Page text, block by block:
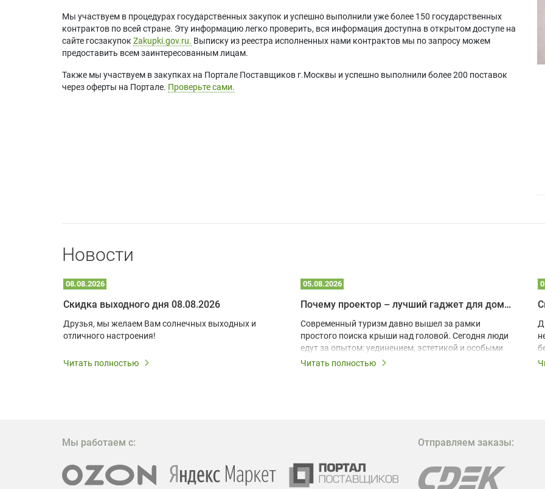
Мы участвуем в процедурах государственных закупок и успешно выполнили уже более 150 государственных
контрактов по всей стране. Эту информацию легко проверить, вся информация доступна в открытом доступе на
сайте госзакупок Zakupki.gov.ru. Выписку из реестра исполненных нами контрактов мы по запросу можем
предоставить всем заинтересованным лицам.
Также мы участвуем в закупках на Портале Поставщиков г.Москвы и успешно выполнили более 200 поставок
через оферты на Портале. Проверьте сами.
Новости
08.08.2026
Скидка выходного дня 08.08.2026
Друзья, мы желаем Вам солнечных выходных и
отличного настроения!
Читать полностью
05.08.2026
Почему проектор – лучший гаджет для домика в глэмпинге
Современный туризм давно вышел за рамки
простого поиска крыши над головой. Сегодня люди
едут за опытом: уединением, эстетикой и особыми
ощущениями. Владельцы A-frame домов,
эффективных и бюджетных способов стать
проектора.
Читать полностью
Мы работаем с: Отправляем заказы: